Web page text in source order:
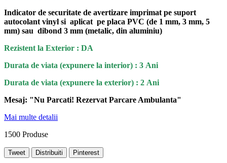
Indicator de securitate de avertizare imprimat pe suport
autocolant vinyl si aplicat pe placa PVC (de 1 mm, 3 mm, 5
mm) sau dibond 3 mm (metalic, din aluminiu)
Rezistent la Exterior : DA
Durata de viata (expunere la interior) : 3 Ani
Durata de viata (expunere la exterior) : 2 Ani
Mesaj: "Nu Parcati! Rezervat Parcare Ambulanta"
Mai multe detalii
1500 Produse
Tweet Distribuiti Pinterest